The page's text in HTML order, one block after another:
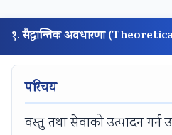
१. सैद्धान्तिक अवधारणा
परिचय
वस्तु तथा सेवाको उत्पादन गर्न